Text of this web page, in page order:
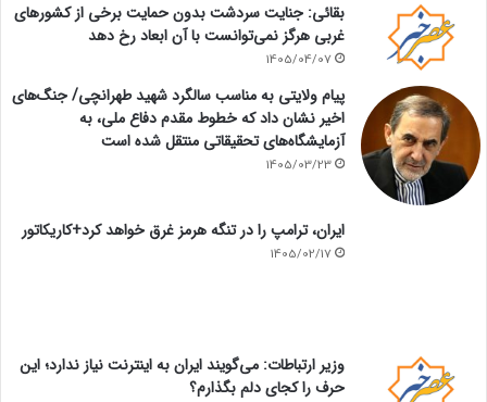
بقائی: جنایت سردشت بدون حمایت برخی از کشورهای
غربی هرگز نمی‌توانست با آن ابعاد رخ دهد
1405/04/07
پیام ولایتی به مناسب سالگرد شهید طهرانچی/ جنگ‌های
اخیر نشان داد که خطوط مقدم دفاع ملی، به
آزمایشگاه‌های تحقیقاتی منتقل شده است
1405/03/23
ایران، ترامپ را در تنگه هرمز غرق خواهد کرد+کاریکاتور
1405/02/17
وزیر ارتباطات: می‌گویند ایران به اینترنت نیاز ندارد؛ این
حرف را کجای دلم بگذارم؟